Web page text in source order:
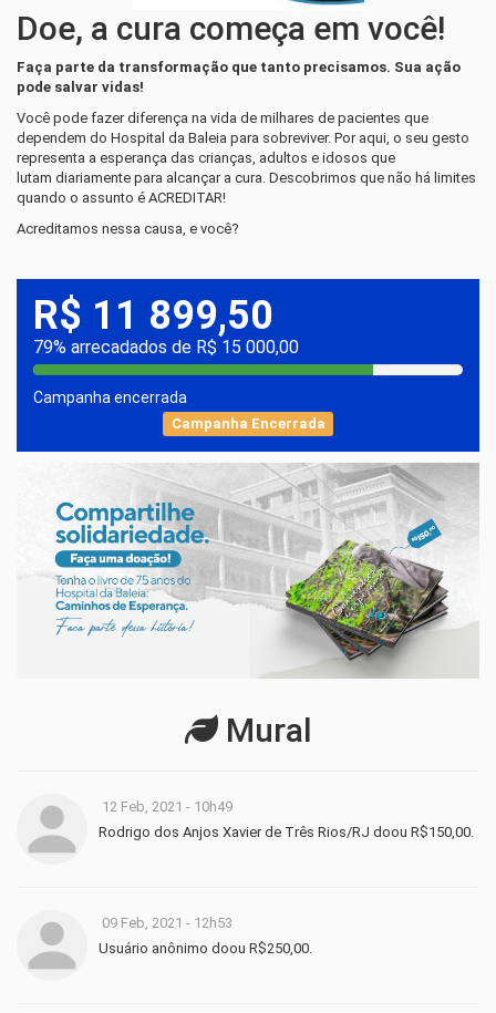
Doe, a cura começa em você!
Faça parte da transformação que tanto precisamos. Sua ação
pode salvar vidas!
Você pode fazer diferença na vida de milhares de pacientes que
dependem do Hospital da Baleia para sobreviver. Por aqui, o seu gesto
representa a esperança das crianças, adultos e idosos que
lutam diariamente para alcançar a cura. Descobrimos que não há limites
quando o assunto é ACREDITAR!
Acreditamos nessa causa, e você?
R$ 11 899,50
79% arrecadados de R$ 15 000,00
Campanha encerrada
Campanha Encerrada
Mural
12 Feb, 2021 - 10h49
Rodrigo dos Anjos Xavier de Três Rios/RJ doou R$150,00.
09 Feb, 2021 - 12h53
Usuário anônimo doou R$250,00.